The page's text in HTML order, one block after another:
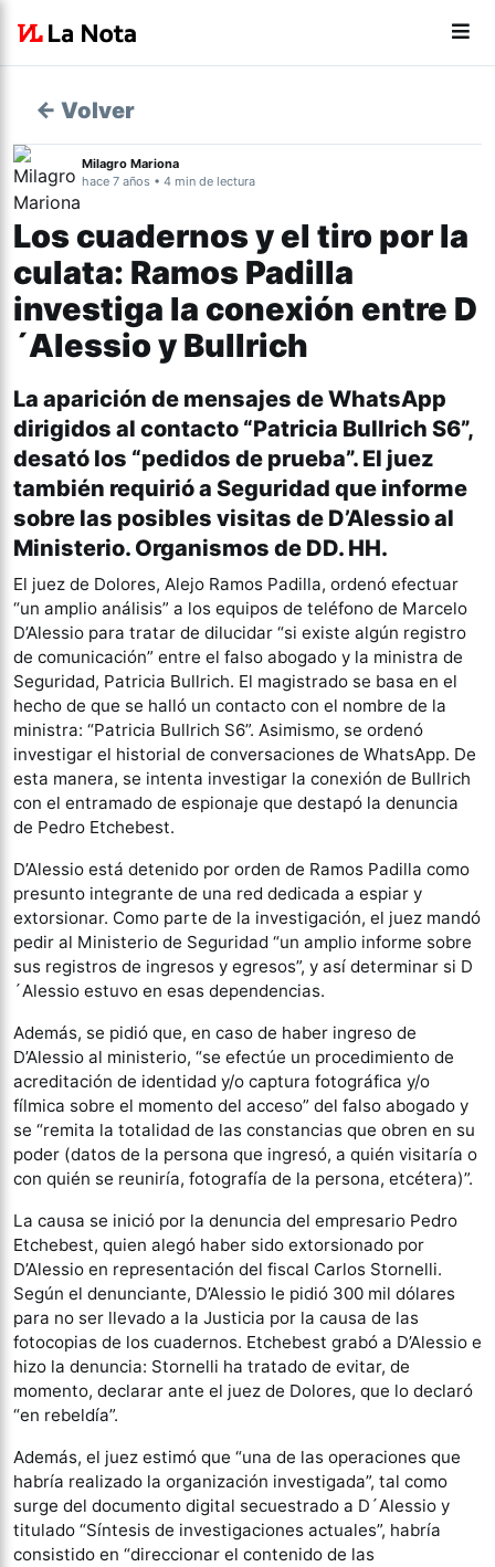
← Volver
Milagro Mariona
hace 7 años • 4 min de lectura
Los cuadernos y el tiro por la
culata: Ramos Padilla
investiga la conexión entre D
´Alessio y Bullrich
La aparición de mensajes de WhatsApp
dirigidos al contacto “Patricia Bullrich S6”,
desató los “pedidos de prueba”. El juez
también requirió a Seguridad que informe
sobre las posibles visitas de D’Alessio al
Ministerio. Organismos de DD. HH.
El juez de Dolores, Alejo Ramos Padilla, ordenó efectuar
“un amplio análisis” a los equipos de teléfono de Marcelo
D’Alessio para tratar de dilucidar “si existe algún registro
de comunicación” entre el falso abogado y la ministra de
Seguridad, Patricia Bullrich. El magistrado se basa en el
hecho de que se halló un contacto con el nombre de la
ministra: “Patricia Bullrich S6”. Asimismo, se ordenó
investigar el historial de conversaciones de WhatsApp. De
esta manera, se intenta investigar la conexión de Bullrich
con el entramado de espionaje que destapó la denuncia
de Pedro Etchebest.
D’Alessio está detenido por orden de Ramos Padilla como
presunto integrante de una red dedicada a espiar y
extorsionar. Como parte de la investigación, el juez mandó
pedir al Ministerio de Seguridad “un amplio informe sobre
sus registros de ingresos y egresos”, y así determinar si D
´Alessio estuvo en esas dependencias.
Además, se pidió que, en caso de haber ingreso de
D’Alessio al ministerio, “se efectúe un procedimiento de
acreditación de identidad y/o captura fotográfica y/o
fílmica sobre el momento del acceso” del falso abogado y
se “remita la totalidad de las constancias que obren en su
poder (datos de la persona que ingresó, a quién visitaría o
con quién se reuniría, fotografía de la persona, etcétera)”.
La causa se inició por la denuncia del empresario Pedro
Etchebest, quien alegó haber sido extorsionado por
D’Alessio en representación del fiscal Carlos Stornelli.
Según el denunciante, D’Alessio le pidió 300 mil dólares
para no ser llevado a la Justicia por la causa de las
fotocopias de los cuadernos. Etchebest grabó a D’Alessio e
hizo la denuncia: Stornelli ha tratado de evitar, de
momento, declarar ante el juez de Dolores, que lo declaró
“en rebeldía”.
Además, el juez estimó que “una de las operaciones que
habría realizado la organización investigada”, tal como
surge del documento digital secuestrado a D´Alessio y
titulado “Síntesis de investigaciones actuales”, habría
consistido en “direccionar el contenido de las